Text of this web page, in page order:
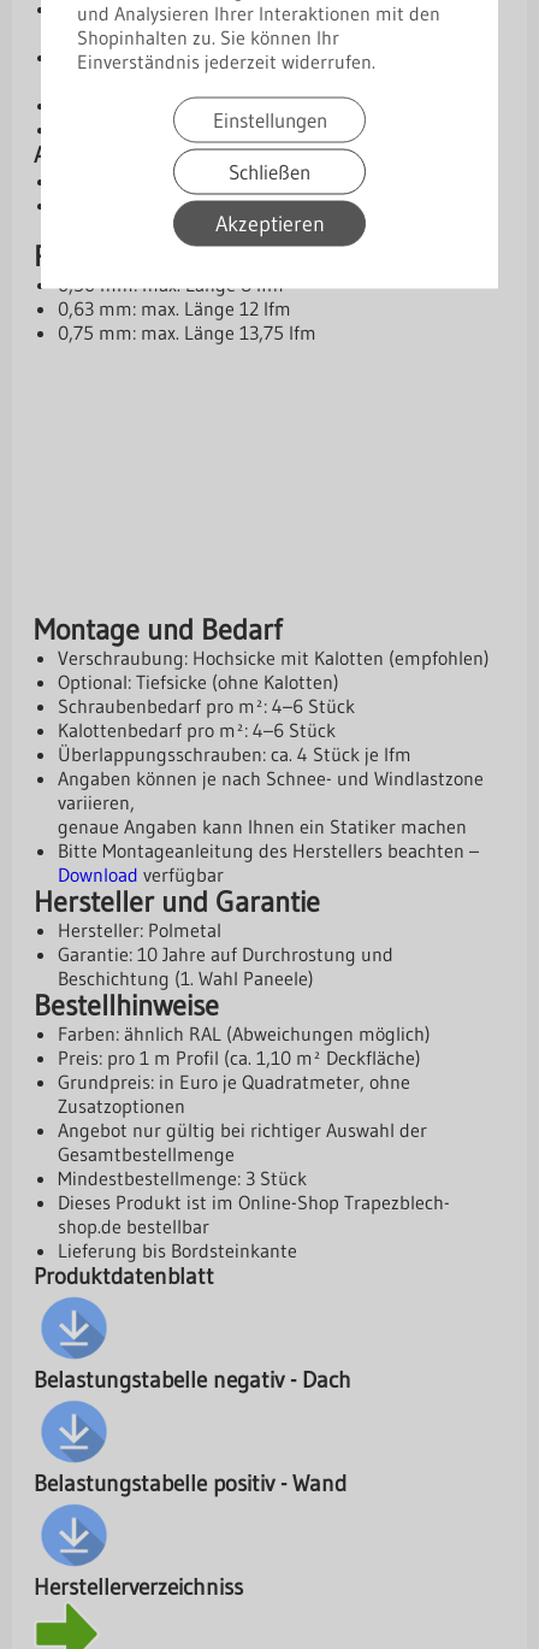
und Analysieren Ihrer Interaktionen mit den
Shopinhalten zu. Sie können Ihr
Einverständnis jederzeit widerrufen.
Einstellungen
Schließen
Akzeptieren
[SP] 25 µm Standardpolyester – wirtschaftliche
Lösung
[PMG] 35 µm Polyester Matt (grobkörnig) –
verbesserte Optik & Schutz
[PM] 50 µm Purmat – besonders widerstandsfähig
[PL] 50 µm Purlak – robuste Premium-Option
Antikondensbeschichtung
Wasseraufnahmevermögen: 700–900 g/m²
15 cm thermische Verödung an den Enden möglich
(ab 1,5 m Plattenlänge)
Paneellängen und Maße
0,50 mm: max. Länge 8 lfm
0,63 mm: max. Länge 12 lfm
0,75 mm: max. Länge 13,75 lfm
Montage und Bedarf
Verschraubung: Hochsicke mit Kalotten (empfohlen)
Optional: Tiefsicke (ohne Kalotten)
Schraubenbedarf pro m²: 4–6 Stück
Kalottenbedarf pro m²: 4–6 Stück
Überlappungsschrauben: ca. 4 Stück je lfm
Angaben können je nach Schnee- und Windlastzone
variieren,
genaue Angaben kann Ihnen ein Statiker machen
Bitte Montageanleitung des Herstellers beachten –
Download verfügbar
Hersteller und Garantie
Hersteller: Polmetal
Garantie: 10 Jahre auf Durchrostung und
Beschichtung (1. Wahl Paneele)
Bestellhinweise
Farben: ähnlich RAL (Abweichungen möglich)
Preis: pro 1 m Profil (ca. 1,10 m² Deckfläche)
Grundpreis: in Euro je Quadratmeter, ohne
Zusatzoptionen
Angebot nur gültig bei richtiger Auswahl der
Gesamtbestellmenge
Mindestbestellmenge: 3 Stück
Dieses Produkt ist im Online-Shop Trapezblech-
shop.de bestellbar
Lieferung bis Bordsteinkante
Produktdatenblatt
Belastungstabelle negativ - Dach
Belastungstabelle positiv - Wand
Herstellerverzeichniss